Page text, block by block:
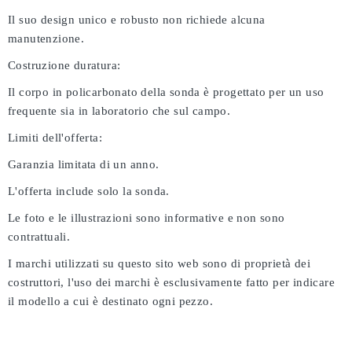
Il suo design unico e robusto non richiede alcuna
manutenzione.
Costruzione duratura:
Il corpo in policarbonato della sonda è progettato per un uso
frequente sia in laboratorio che sul campo.
Limiti dell'offerta:
Garanzia limitata di un anno.
L'offerta include solo la sonda.
Le foto e le illustrazioni sono informative e non sono
contrattuali.
I marchi utilizzati su questo sito web sono di proprietà dei
costruttori, l'uso dei marchi è esclusivamente fatto per indicare
il modello a cui è destinato ogni pezzo.